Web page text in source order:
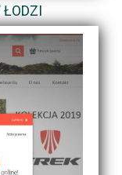
ŁODZI